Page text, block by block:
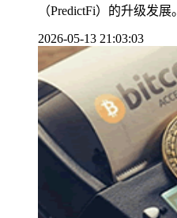
（PredictFi）的升级发
2026-05-13 21:03:03